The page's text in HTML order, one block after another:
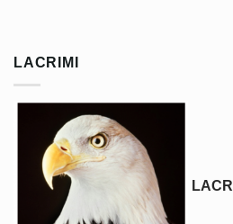
LACRIMI